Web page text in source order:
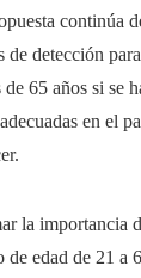
continúa
de detección
65 años si se
en el
la importancia
edad de 21 a